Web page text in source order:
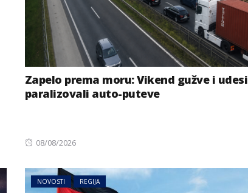
Zapelo prema moru: Vikend gužve i udesi
paralizovali auto-puteve
Posted
08/08/2026
NOVOSTI REGIJA